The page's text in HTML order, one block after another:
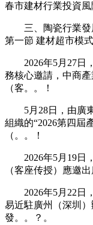
春市建材行業投資風
三、陶瓷行業發
第一節 建材超市模
2026年5月27日，
務核心邀請，中商
（客。。！
5月28日，由廣東
組織的“2026第四屆
（。。！
2026年5月19日，
（客座传授）應邀
2026年5月22日，
易近駐廣州（深圳
發。。？。